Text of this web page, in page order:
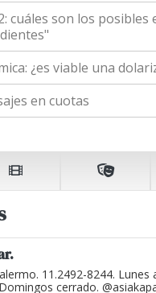
cuáles son los posibles
¿es viable una
en cuotas
11.2492-8244. Lunes
cerrado.